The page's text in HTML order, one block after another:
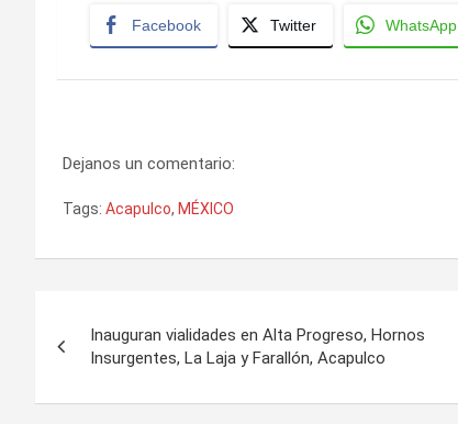
Facebook Twitter WhatsApp
Dejanos un comentario:
Tags: Acapulco, MÉXICO
de
entradas
Inauguran vialidades en Alta Progreso, Hornos
Insurgentes, La Laja y Farallón, Acapulco